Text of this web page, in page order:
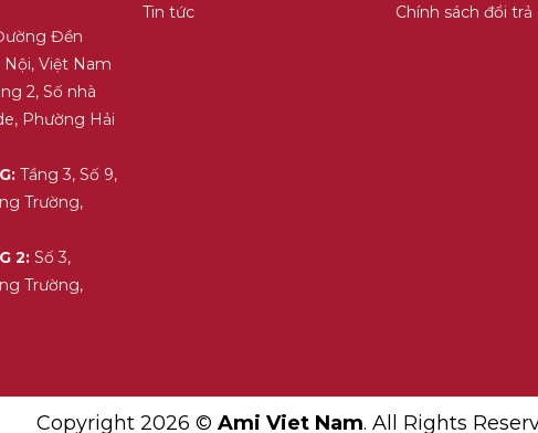
Đền
Nội, Việt Nam
2, Số nhà
Phường Hải
Tầng 3, Số 9,
Trường,
2: Số 3,
Trường,
Tin tức
Chính sách đổi trả
Copyright 2026 © Ami Viet Nam. All Rights